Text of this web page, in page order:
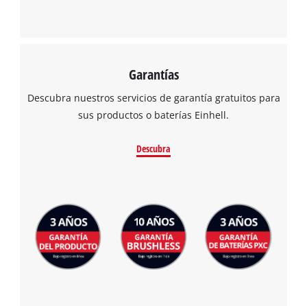
Garantías
Descubra nuestros servicios de garantía gratuitos para
sus productos o baterías Einhell.
Descubra